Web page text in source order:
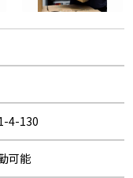
4-130
可能